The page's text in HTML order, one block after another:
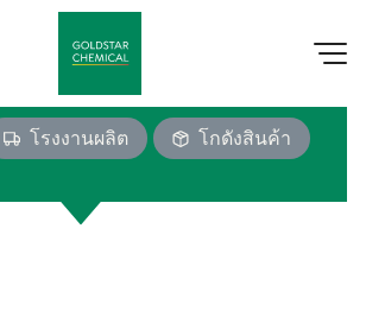
โรงงานผลิต โกดังสินค้า